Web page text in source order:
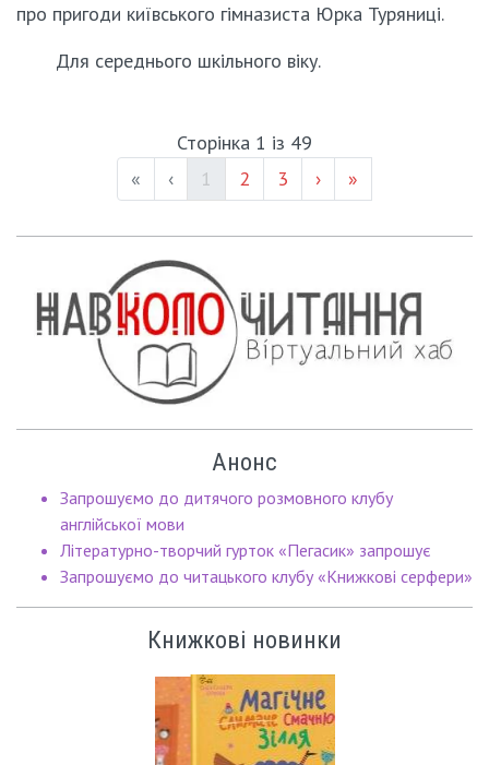
про пригоди київського гімназиста Юрка Туряниці.
Для середнього шкільного віку.
Сторінка 1 із 49
«
‹ (current)
1 Page #
2 Page #
3 › »
Анонс
Запрошуємо до дитячого розмовного клубу
англійської мови
Літературно-творчий гурток «Пегасик» запрошує
Запрошуємо до читацького клубу «Книжкові серфери»
Книжкові новинки